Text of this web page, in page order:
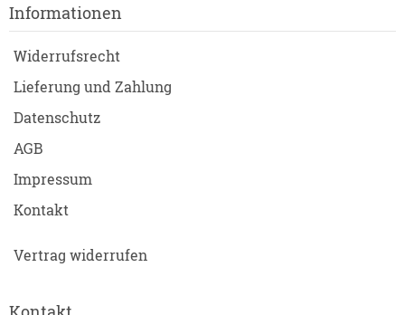
Informationen
Widerrufsrecht
Lieferung und Zahlung
Datenschutz
AGB
Impressum
Kontakt
Vertrag widerrufen